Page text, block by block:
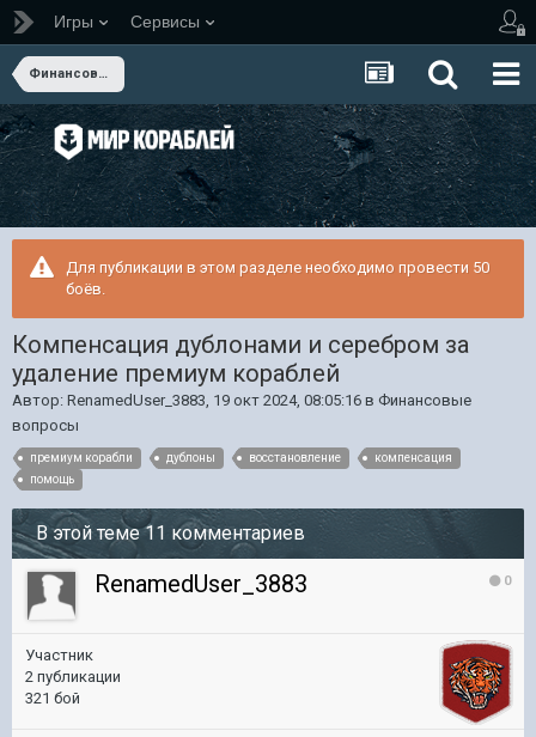
Игры Сервисы
Финансовые вопросы
Для публикации в этом разделе необходимо провести 50
боёв.
Компенсация дублонами и серебром за
удаление премиум кораблей
Автор: RenamedUser_3883, 19 окт 2024, 08:05:16 в Финансовые
вопросы
премиум корабли дублоны восстановление
компенсация
помощь
В этой теме 11 комментариев
0
RenamedUser_3883
Участник
2 публикации
321 бой